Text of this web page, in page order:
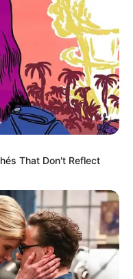
That Don't Reflect